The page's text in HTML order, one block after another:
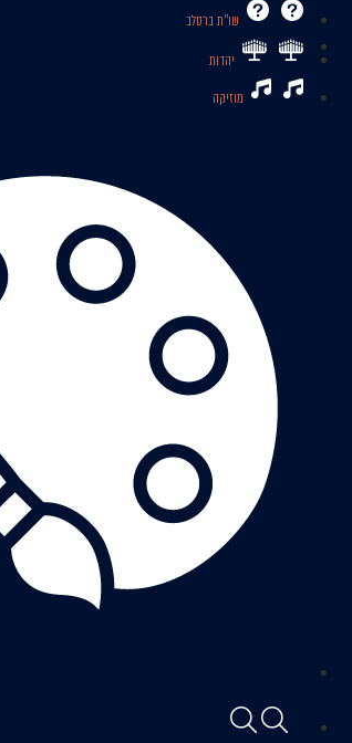
שו’’ת ברסלב
יהדות
מוזיקה